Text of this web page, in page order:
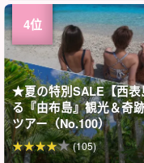
★夏の特別SALE【西
る『由布島』観光＆奇
ツアー（No.100）
(105)